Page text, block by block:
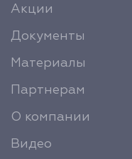
Акции
Документы
Материалы
Партнерам
О компании
Видео